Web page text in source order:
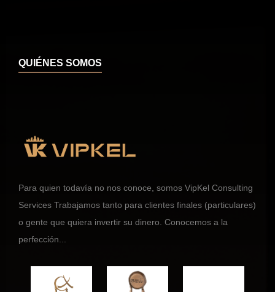
QUIÉNES SOMOS
Para quien todavía no nos conoce, somos VipKel Consulting
Services Trabajamos tanto para clientes finales (particulares)
o gente que quiera invertir su dinero. Conocemos a la
perfección...